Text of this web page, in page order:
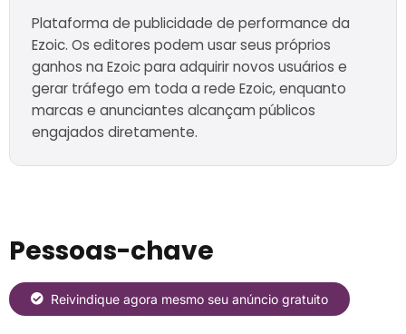
Plataforma de publicidade de performance da
Ezoic. Os editores podem usar seus próprios
ganhos na Ezoic para adquirir novos usuários e
gerar tráfego em toda a rede Ezoic, enquanto
marcas e anunciantes alcançam públicos
engajados diretamente.
Pessoas-chave
Reivindique agora mesmo seu anúncio gratuito